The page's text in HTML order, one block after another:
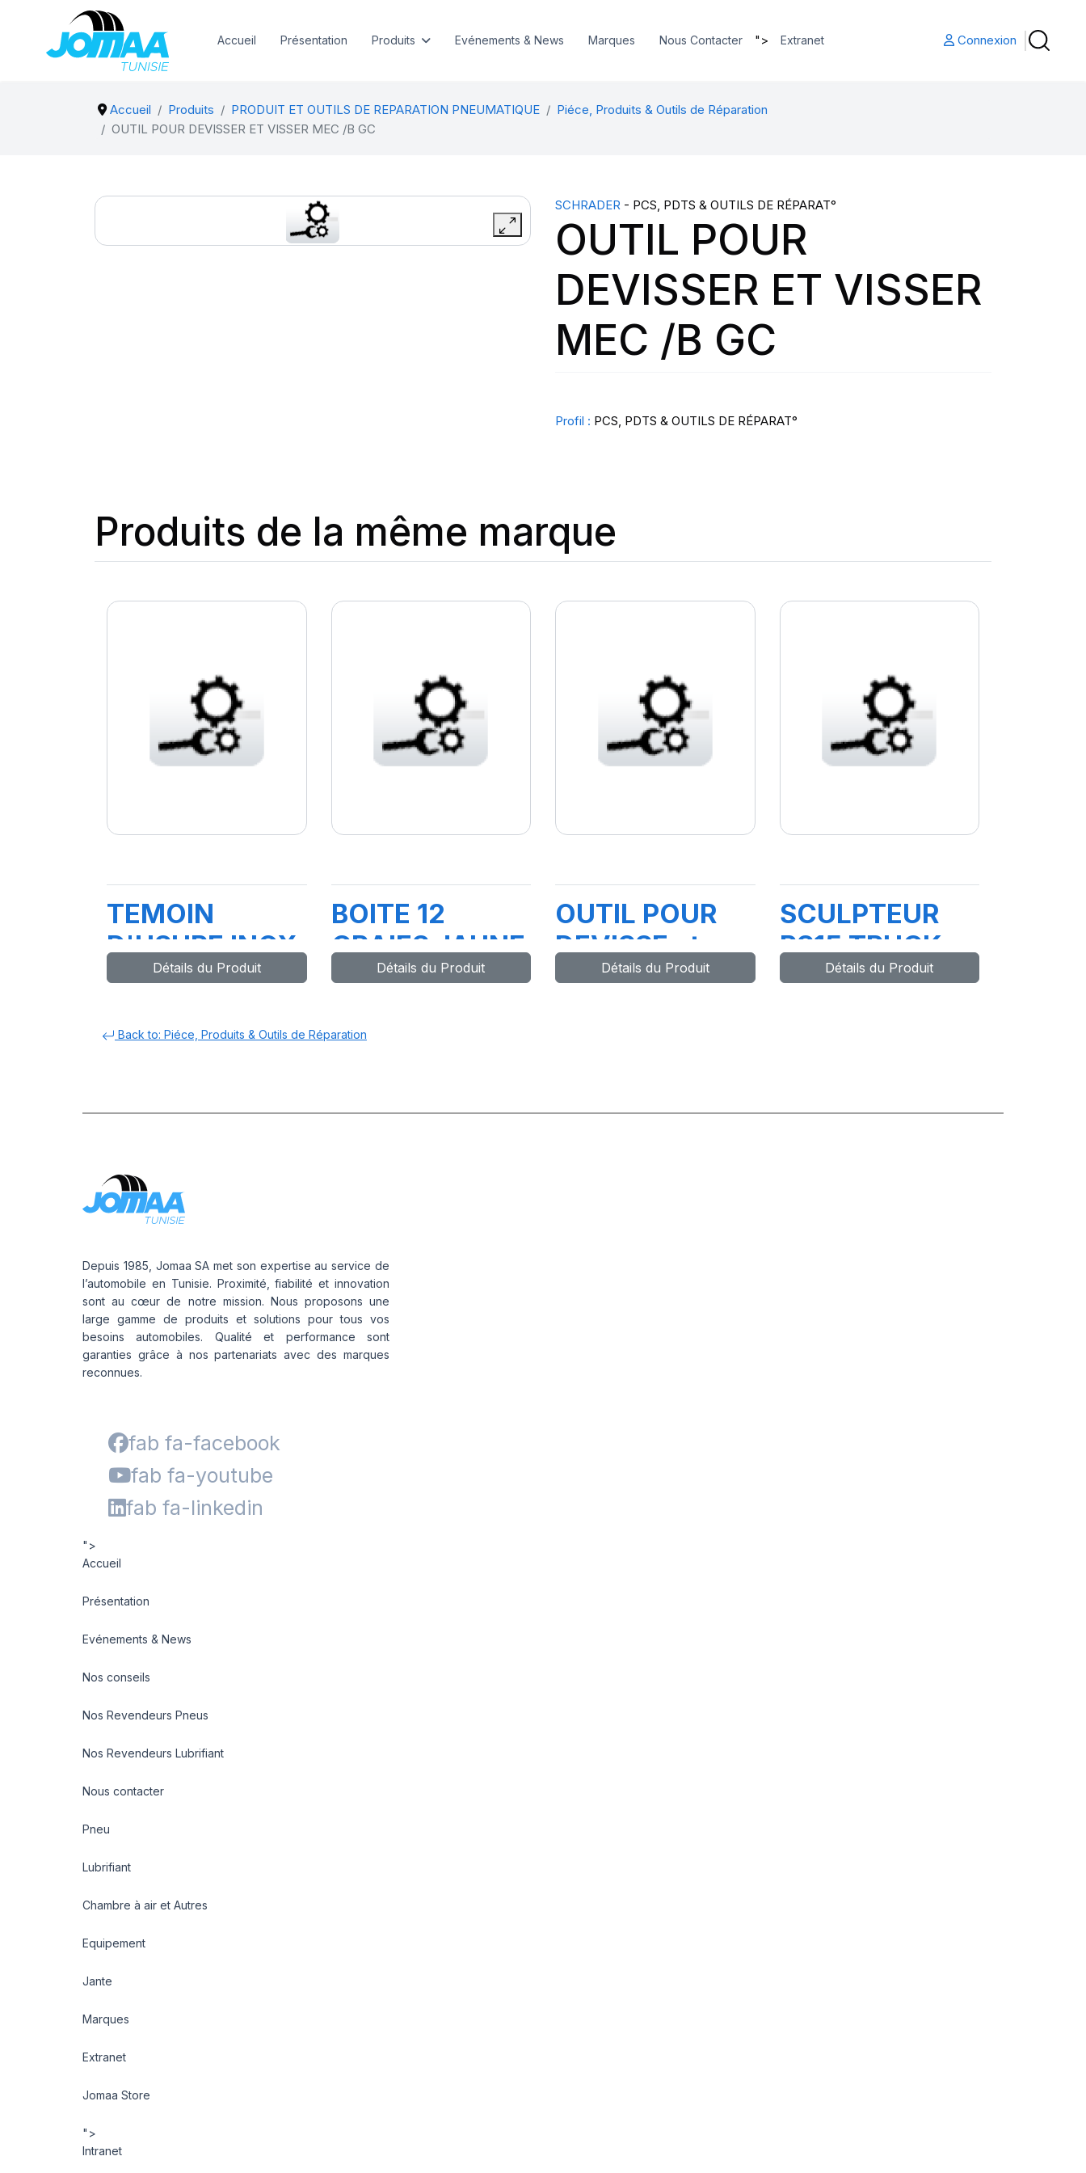
Accueil Présentation Produits Evénements & News Marques Nous Contacter "> Extranet Connexion
Accueil Produits PRODUIT ET OUTILS DE REPARATION PNEUMATIQUE
Piéce, Produits & Outils de Réparation
OUTIL POUR DEVISSER ET VISSER MEC /B GC
SCHRADER - PCS, PDTS & OUTILS DE RÉPARAT°
OUTIL POUR
DEVISSER ET VISSER
MEC /B GC
Profil : PCS, PDTS & OUTILS DE RÉPARAT°
Produits de la même marque
TEMOIN
D'USURE INOX
0-50mm
Détails du Produit
BOITE 12
CRAIES JAUNE
POURDétails du Produit
OUTIL POUR
DEVISSE et
VISSERDétails du Produit
SCULPTEUR
PS15 TRUCK
STAR+Détails du Produit
Back to: Piéce, Produits & Outils de Réparation
Depuis 1985, Jomaa SA met son expertise au service de
l’automobile en Tunisie. Proximité, fiabilité et innovation
sont au cœur de notre mission. Nous proposons une
large gamme de produits et solutions pour tous vos
besoins automobiles. Qualité et performance sont
garanties grâce à nos partenariats avec des marques
reconnues.
fab fa-facebook
fab fa-youtube
fab fa-linkedin
">
Accueil
Présentation
Evénements & News
Nos conseils
Nos Revendeurs Pneus
Nos Revendeurs Lubrifiant
Nous contacter
Pneu
Lubrifiant
Chambre à air et Autres
Equipement
Jante
Marques
Extranet
Jomaa Store
">
Intranet